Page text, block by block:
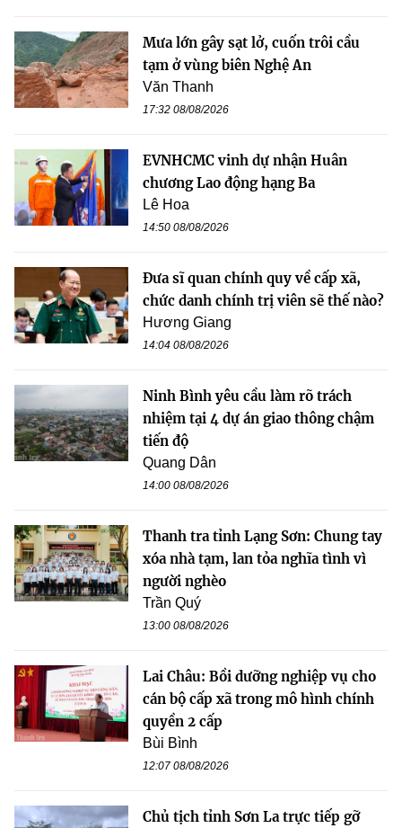
Mưa lớn gây sạt lở, cuốn trôi cầu
tạm ở vùng biên Nghệ An
Văn Thanh
17:32 08/08/2026
EVNHCMC vinh dự nhận Huân
chương Lao động hạng Ba
Lê Hoa
14:50 08/08/2026
Đưa sĩ quan chính quy về cấp xã,
chức danh chính trị viên sẽ thế nào?
Hương Giang
14:04 08/08/2026
Ninh Bình yêu cầu làm rõ trách
nhiệm tại 4 dự án giao thông chậm
tiến độ
Quang Dân
14:00 08/08/2026
Thanh tra tỉnh Lạng Sơn: Chung tay
xóa nhà tạm, lan tỏa nghĩa tình vì
người nghèo
Trần Quý
13:00 08/08/2026
Lai Châu: Bồi dưỡng nghiệp vụ cho
cán bộ cấp xã trong mô hình chính
quyền 2 cấp
Bùi Bình
12:07 08/08/2026
Chủ tịch tỉnh Sơn La trực tiếp gỡ